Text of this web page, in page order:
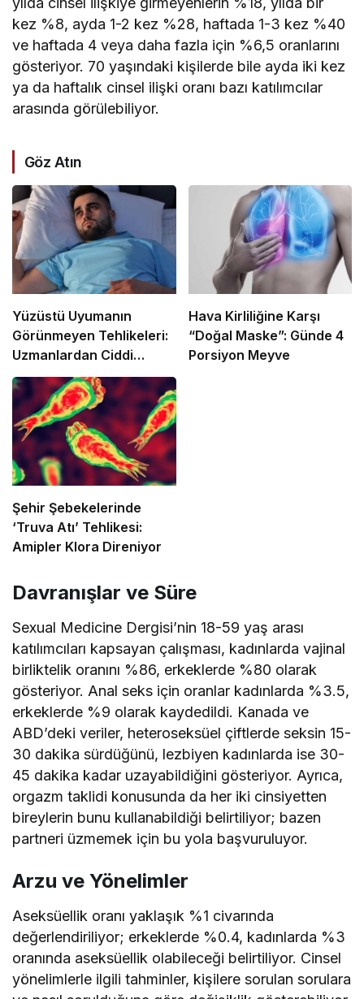
kez %8, ayda 1-2 kez %28, haftada 1-3 kez %40
ve haftada 4 veya daha fazla için %6,5 oranlarını
gösteriyor. 70 yaşındaki kişilerde bile ayda iki kez
ya da haftalık cinsel ilişki oranı bazı katılımcılar
arasında görülebiliyor.
Göz Atın
Yüzüstü Uyumanın
Görünmeyen Tehlikeleri:
Uzmanlardan Ciddi
Uyarılar
Hava Kirliliğine Karşı
“Doğal Maske”: Günde 4
Porsiyon Meyve
Şehir Şebekelerinde
‘Truva Atı’ Tehlikesi:
Amipler Klora Direniyor
Davranışlar ve Süre
Sexual Medicine Dergisi’nin 18-59 yaş arası
katılımcıları kapsayan çalışması, kadınlarda vajinal
birliktelik oranını %86, erkeklerde %80 olarak
gösteriyor. Anal seks için oranlar kadınlarda %3.5,
erkeklerde %9 olarak kaydedildi. Kanada ve
ABD’deki veriler, heteroseksüel çiftlerde seksin 15-
30 dakika sürdüğünü, lezbiyen kadınlarda ise 30-
45 dakika kadar uzayabildiğini gösteriyor. Ayrıca,
orgazm taklidi konusunda da her iki cinsiyetten
bireylerin bunu kullanabildiği belirtiliyor; bazen
partneri üzmemek için bu yola başvuruluyor.
Arzu ve Yönelimler
Aseksüellik oranı yaklaşık %1 civarında
değerlendiriliyor; erkeklerde %0.4, kadınlarda %3
oranında aseksüellik olabileceği belirtiliyor. Cinsel
yönelimlerle ilgili tahminler, kişilere sorulan sorulara